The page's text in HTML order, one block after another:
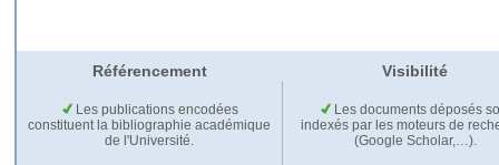
Référencement Visibilité
Les publications encodées
constituent la bibliographie académique
de l'Université.
Les documents déposés
indexés par les moteurs de
(Google Scholar,…).